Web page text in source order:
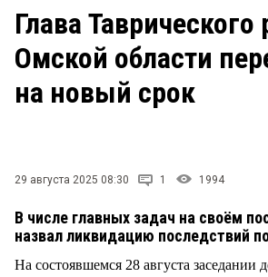
ЗАКОН
Глава Таврического
Омской области
на новый срок
29 августа 2025 08:30 1 1994
В числе главных задач на своём
назвал ликвидацию последствий
На состоявшемся 28 августа заседании